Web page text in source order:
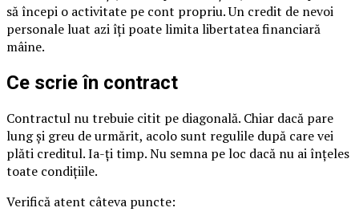
să începi o activitate pe cont propriu. Un credit de nevoi
personale luat azi îți poate limita libertatea financiară
mâine.
Ce scrie în contract
Contractul nu trebuie citit pe diagonală. Chiar dacă pare
lung și greu de urmărit, acolo sunt regulile după care vei
plăti creditul. Ia-ți timp. Nu semna pe loc dacă nu ai înțeles
toate condițiile.
Verifică atent câteva puncte: